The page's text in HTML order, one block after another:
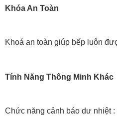
Khóa An Toàn
Khoá an toàn giúp bếp luôn
Tính Năng Thông Minh Khác
Chức năng cảnh báo dư nhiệt